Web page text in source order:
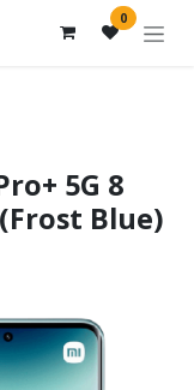
0
5G 8
Blue)